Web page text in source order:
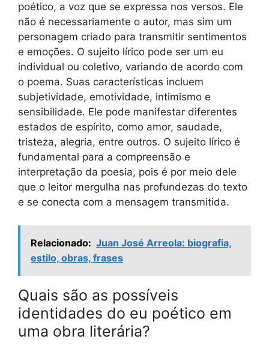
poético, a voz que se expressa nos versos. Ele
não é necessariamente o autor, mas sim um
personagem criado para transmitir sentimentos
e emoções. O sujeito lírico pode ser um eu
individual ou coletivo, variando de acordo com
o poema. Suas características incluem
subjetividade, emotividade, intimismo e
sensibilidade. Ele pode manifestar diferentes
estados de espírito, como amor, saudade,
tristeza, alegria, entre outros. O sujeito lírico é
fundamental para a compreensão e
interpretação da poesia, pois é por meio dele
que o leitor mergulha nas profundezas do texto
e se conecta com a mensagem transmitida.
Relacionado: Juan José Arreola: biografia,
estilo, obras, frases
Quais são as possíveis
identidades do eu poético em
uma obra literária?